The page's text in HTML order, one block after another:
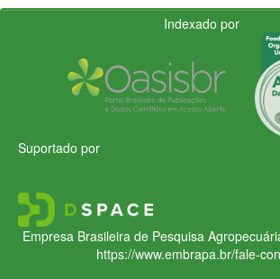
Indexado por
Suportado por
Empresa Brasileira de Pesquisa
https://www.embrapa.br/fale-